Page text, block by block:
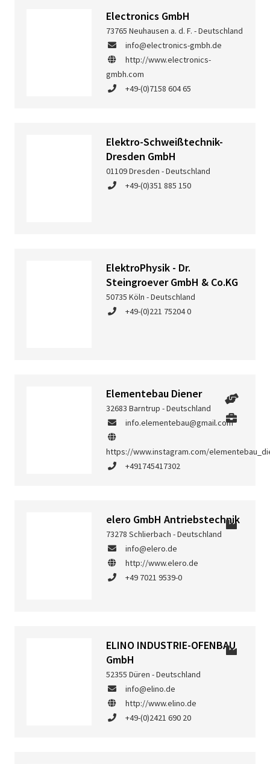
Electronics GmbH
73765 Neuhausen a. d. F. - Deutschland
info@electronics-gmbh.de
http://www.electronics-
gmbh.com
+49-(0)7158 604 65
Elektro-Schweißtechnik-
Dresden GmbH
01109 Dresden - Deutschland
+49-(0)351 885 150
ElektroPhysik - Dr.
Steingroever GmbH & Co.KG
50735 Köln - Deutschland
+49-(0)221 75204 0
Elementebau Diener
32683 Barntrup - Deutschland
info.elementebau@gmail.com
https://www.instagram.com/
+491745417302
elero GmbH Antriebstechnik
73278 Schlierbach - Deutschland
info@elero.de
http://www.elero.de
+49 7021 9539-0
ELINO INDUSTRIE-OFENBAU
GmbH
52355 Düren - Deutschland
info@elino.de
http://www.elino.de
+49-(0)2421 690 20